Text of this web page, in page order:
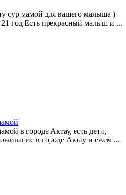
сур мамой для вашего малыша )
год Есть прекрасный малыш и ...
в городе Актау, есть дети,
в городе Актау и ежем ...